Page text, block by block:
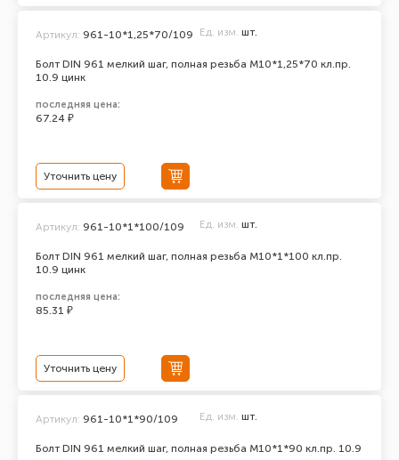
Болт DIN 961 мелкий шаг, полная резьба M10*1,25*70 кл.пр.
10.9 цинк
Артикул: 961-10*1,25*70/109 Ед. изм. шт.
последняя цена:
67.24 ₽
Уточнить цену
Болт DIN 961 мелкий шаг, полная резьба M10*1*100 кл.пр.
10.9 цинк
Артикул: 961-10*1*100/109 Ед. изм. шт.
последняя цена:
85.31 ₽
Уточнить цену
Болт DIN 961 мелкий шаг, полная резьба M10*1*90 кл.пр. 10.9
Артикул: 961-10*1*90/109 Ед. изм. шт.